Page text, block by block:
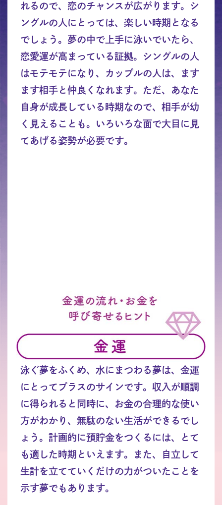
れるので、恋のチャンスが広がります。シ
ングルの人にとっては、楽しい時期となる
でしょう。夢の中で上手に泳いでいたら、
恋愛運が高まっている証拠。シングルの人
はモテモテになり、カップルの人は、ます
ます相手と仲良くなれます。ただ、あなた
自身が成長している時期なので、相手が幼
く見えることも。いろいろな面で大目に見
てあげる姿勢が必要です。
泳ぐ夢をふくめ、水にまつわる夢は、金運
にとってプラスのサインです。収入が順調
に得られると同時に、お金の合理的な使い
方がわかり、無駄のない生活ができるでし
ょう。計画的に預貯金をつくるには、とて
も適した時期といえます。また、自立して
生計を立てていくだけの力がついたことを
示す夢でもあります。